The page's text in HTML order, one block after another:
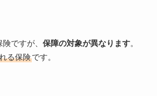
ですが、 保障の対象が異なります。
る保険です。